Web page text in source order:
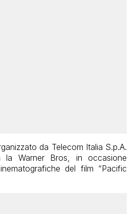
da Telecom Italia S.p.A.
la Warner Bros, in occasione
del film “Pacific